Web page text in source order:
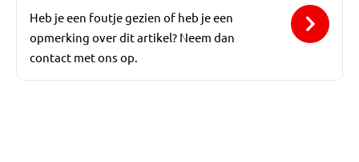
Heb je een foutje gezien of heb je een
opmerking over dit artikel? Neem dan
contact met ons op.